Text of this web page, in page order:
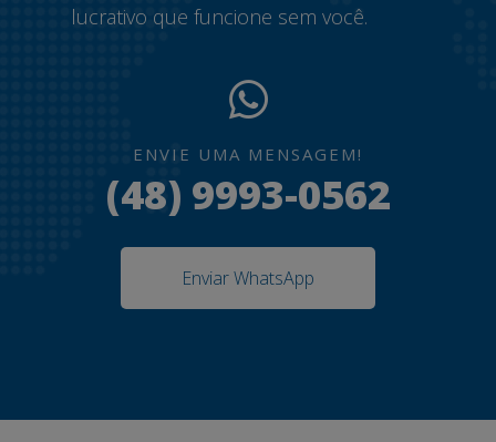
lucrativo que funcione sem você.
ENVIE UMA MENSAGEM!
(48) 9993-0562
Enviar WhatsApp